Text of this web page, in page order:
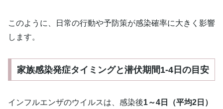
このように、日常の行動や予防策が感染確率に大きく影響
します。
家族感染発症タイミングと潜伏期間1-4日の目安
インフルエンザのウイルスは、感染後1～4日（平均2日）